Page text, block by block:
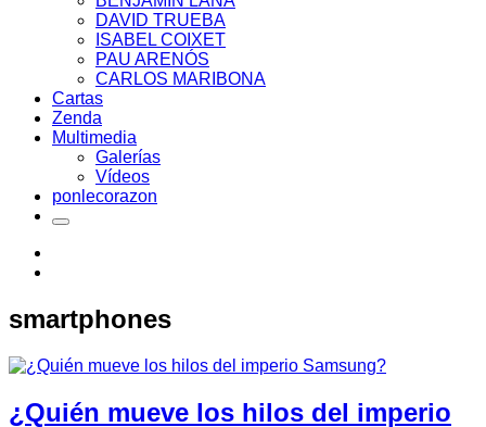
DAVID TRUEBA
ISABEL COIXET
PAU ARENÓS
CARLOS MARIBONA
Cartas
Zenda
Multimedia
Galerías
Vídeos
ponlecorazon
smartphones
¿Quién mueve los hilos del imperio